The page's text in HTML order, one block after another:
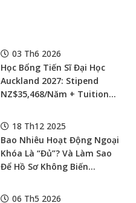
03 Th6 2026
Học Bổng Tiến Sĩ Đại Học
Auckland 2027: Stipend
NZ$35,468/Năm + Tuition
Health Insurance, Round
Gần Nhất Hạn 01/08/2026.
18 Th12 2025
Bao Nhiêu Hoạt Động Ngoại
Khóa Là “Đủ”? Và Làm Sao
Để Hồ Sơ Không Biến
06 Th5 2026